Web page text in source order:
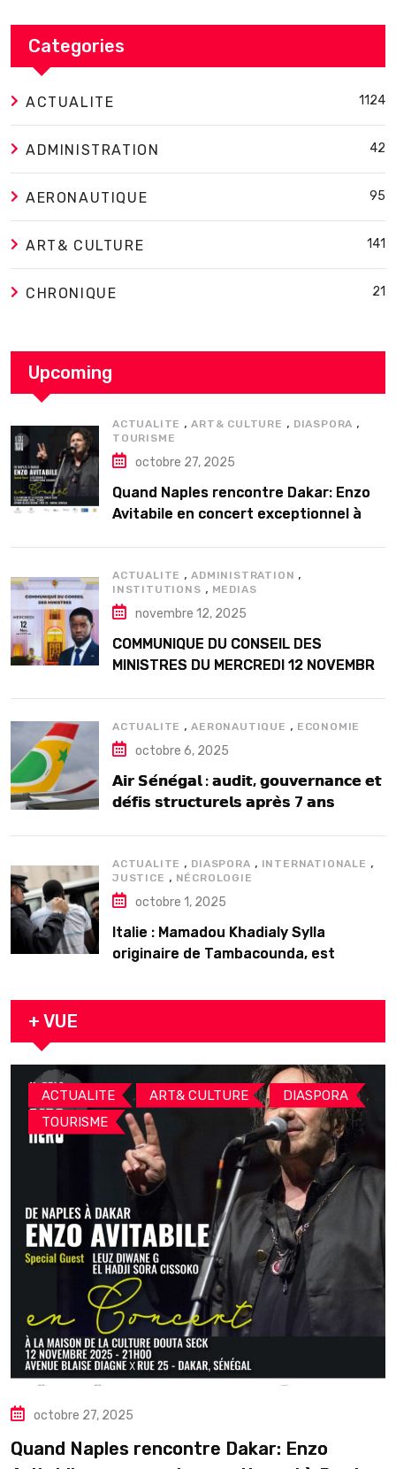
Categories
ACTUALITE 1124
ADMINISTRATION 42
AERONAUTIQUE 95
ART& CULTURE 141
CHRONIQUE 21
Upcoming
ACTUALITE ,ART& CULTURE , DIASPORA ,
TOURISME
octobre 27, 2025
Quand Naples rencontre Dakar: Enzo
Avitabile en concert exceptionnel à
ACTUALITE ,ADMINISTRATION ,
INSTITUTIONS , MEDIAS
novembre 12, 2025
COMMUNIQUE DU CONSEIL DES
MINISTRES DU MERCREDI 12 NOVEMBRE
ACTUALITE ,AERONAUTIQUE , ECONOMIE
octobre 6, 2025
𝗔𝗶𝗿 𝗦𝗲́𝗻𝗲́𝗴𝗮𝗹 : 𝗮𝘂𝗱𝗶𝘁, 𝗴𝗼𝘂𝘃𝗲𝗿𝗻𝗮𝗻𝗰𝗲 𝗲𝘁
𝗱𝗲́𝗳𝗶𝘀 𝘀𝘁𝗿𝘂𝗰𝘁𝘂𝗿𝗲𝗹𝘀 𝗮𝗽𝗿𝗲̀𝘀 7 𝗮𝗻𝘀
ACTUALITE , DIASPORA , INTERNATIONALE ,
JUSTICE , NÉCROLOGIE
octobre 1, 2025
Italie : Mamadou Khadialy Sylla
originaire de Tambacounda, est
+ VUE
ACTUALITE , ART& CULTURE , DIASPORA ,
TOURISME
octobre 27, 2025
Quand Naples rencontre Dakar: Enzo